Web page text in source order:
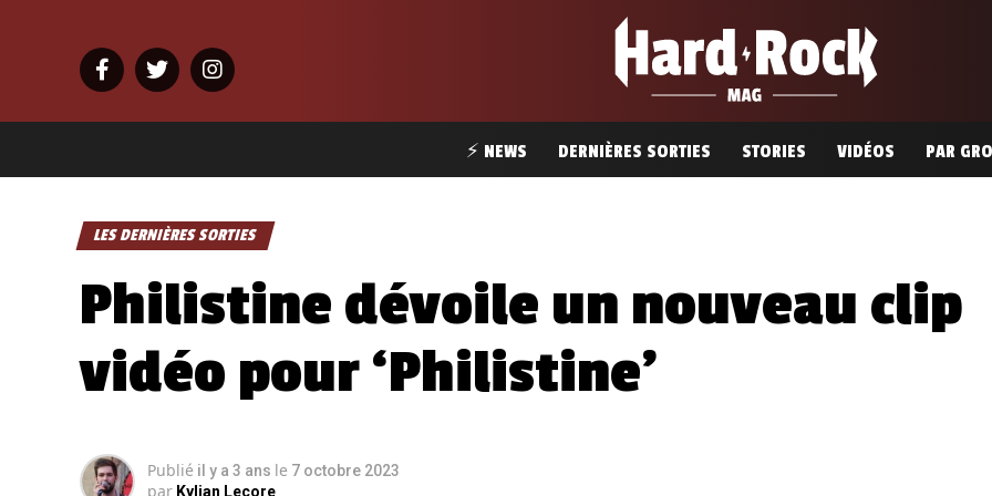
⚡ NEWS DERNIÈRES SORTIES STORIES VIDÉOS PAR
LES DERNIÈRES SORTIES
Philistine dévoile un nouveau clip
vidéo pour ‘Philistine’
Publié il y a 3 ans le 7 octobre 2023
par Kylian Lecore